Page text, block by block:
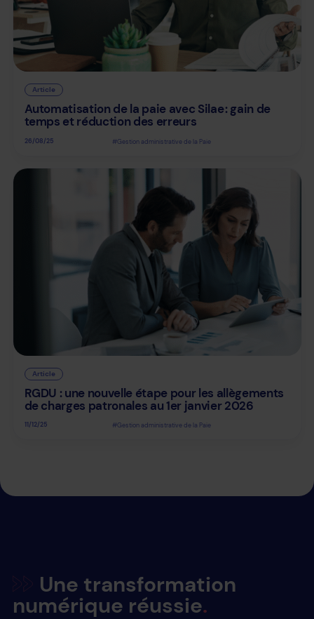
Article
Automatisation de la paie avec Silae : gain de
temps et réduction des erreurs
26/08/25 #Gestion administrative de la Paie
Article
RGDU : une nouvelle étape pour les allègements
de charges patronales au 1er janvier 2026
11/12/25 #Gestion administrative de la Paie
Une transformation
numérique réussie